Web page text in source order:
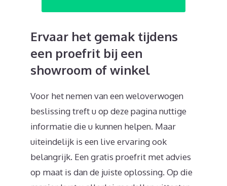
Ervaar het gemak tijdens
een proefrit bij een
showroom of winkel
Voor het nemen van een weloverwogen
beslissing treft u op deze pagina nuttige
informatie die u kunnen helpen. Maar
uiteindelijk is een live ervaring ook
belangrijk. Een gratis proefrit met advies
op maat is dan de juiste oplossing. Op die